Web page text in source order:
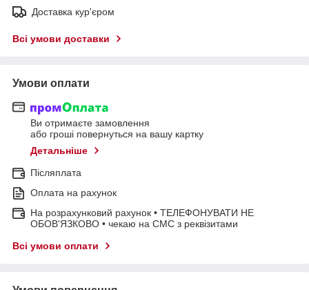
Доставка кур'єром
Всі умови доставки
Умови оплати
Ви отримаєте замовлення
або гроші повернуться на вашу картку
Детальніше
Післяплата
Оплата на рахунок
На розрахунковий рахунок • ТЕЛЕФОНУВАТИ НЕ
ОБОВ'ЯЗКОВО • чекаю на СМС з реквізитами
Всі умови оплати